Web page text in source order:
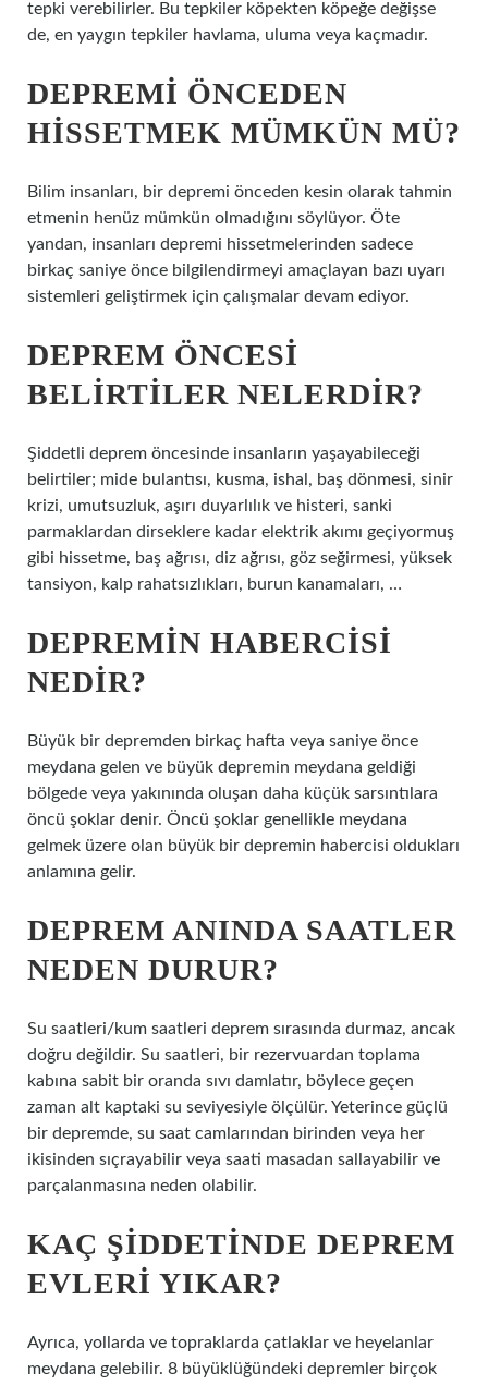
tepki verebilirler. Bu tepkiler köpekten köpeğe değişse
de, en yaygın tepkiler havlama, uluma veya kaçmadır.
DEPREMI ÖNCEDEN
HISSETMEK MÜMKÜN MÜ?
Bilim insanları, bir depremi önceden kesin olarak tahmin
etmenin henüz mümkün olmadığını söylüyor. Öte
yandan, insanları depremi hissetmelerinden sadece
birkaç saniye önce bilgilendirmeyi amaçlayan bazı uyarı
sistemleri geliştirmek için çalışmalar devam ediyor.
DEPREM ÖNCESI
BELIRTILER NELERDIR?
Şiddetli deprem öncesinde insanların yaşayabileceği
belirtiler; mide bulantısı, kusma, ishal, baş dönmesi, sinir
krizi, umutsuzluk, aşırı duyarlılık ve histeri, sanki
parmaklardan dirseklere kadar elektrik akımı geçiyormuş
gibi hissetme, baş ağrısı, diz ağrısı, göz seğirmesi, yüksek
tansiyon, kalp rahatsızlıkları, burun kanamaları, …
DEPREMIN HABERCISI
NEDIR?
Büyük bir depremden birkaç hafta veya saniye önce
meydana gelen ve büyük depremin meydana geldiği
bölgede veya yakınında oluşan daha küçük sarsıntılara
öncü şoklar denir. Öncü şoklar genellikle meydana
gelmek üzere olan büyük bir depremin habercisi oldukları
anlamına gelir.
DEPREM ANINDA SAATLER
NEDEN DURUR?
Su saatleri/kum saatleri deprem sırasında durmaz, ancak
doğru değildir. Su saatleri, bir rezervuardan toplama
kabına sabit bir oranda sıvı damlatır, böylece geçen
zaman alt kaptaki su seviyesiyle ölçülür. Yeterince güçlü
bir depremde, su saat camlarından birinden veya her
ikisinden sıçrayabilir veya saati masadan sallayabilir ve
parçalanmasına neden olabilir.
KAÇ ŞIDDETINDE DEPREM
EVLERI YIKAR?
Ayrıca, yollarda ve topraklarda çatlaklar ve heyelanlar
meydana gelebilir. 8 büyüklüğündeki depremler birçok